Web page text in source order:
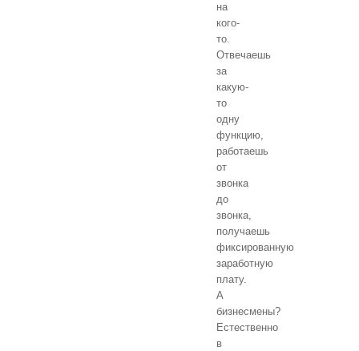
на
кого-
то.
Отвечаешь
за
какую-
то
одну
функцию,
работаешь
от
звонка
до
звонка,
получаешь
фиксированную
заработную
плату.
А
бизнесмены?
Естественно
в